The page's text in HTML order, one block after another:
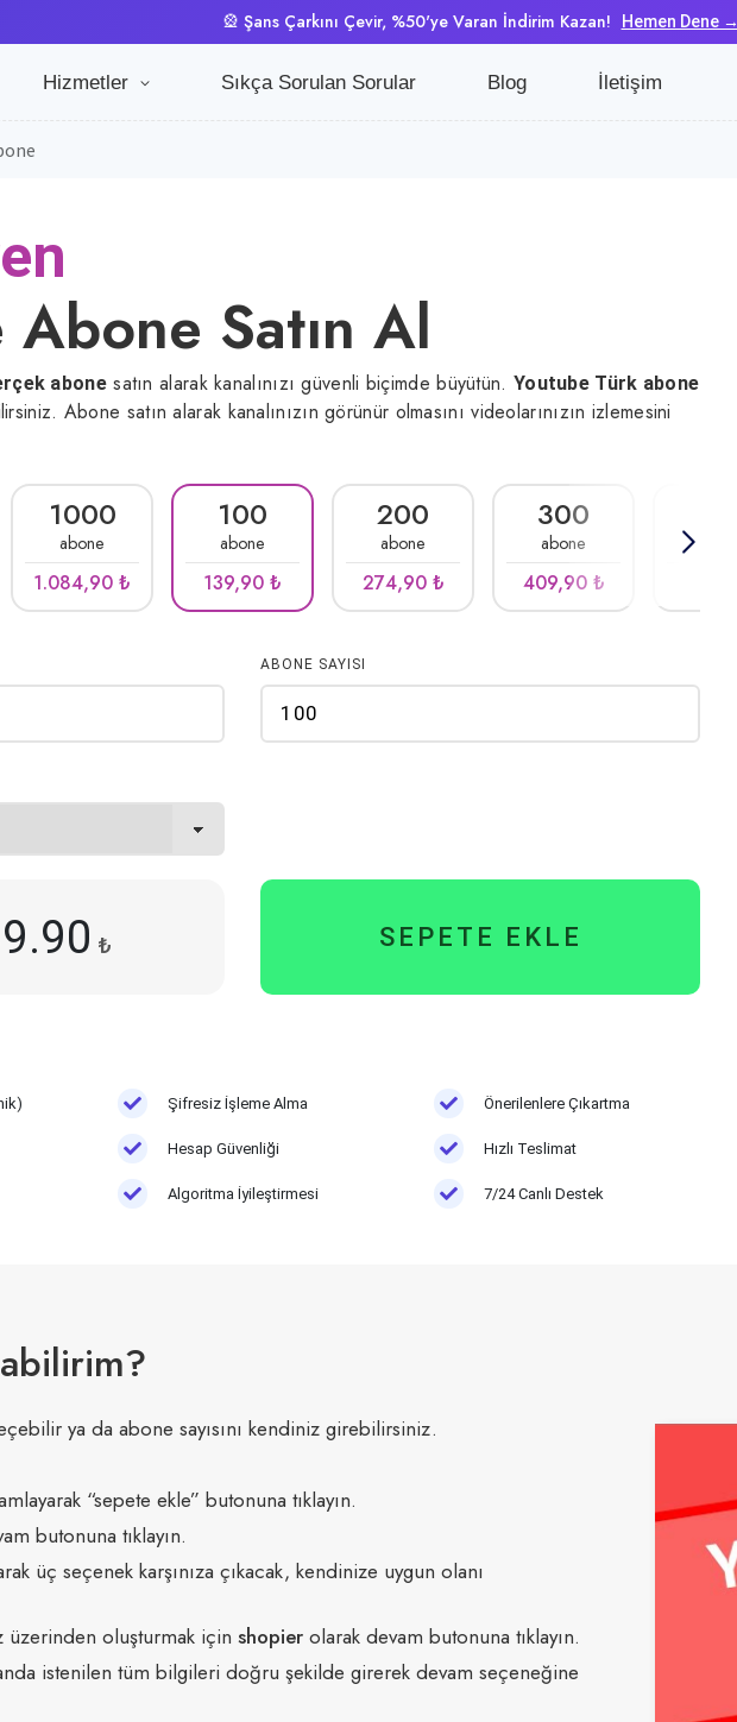
🎡 Şans Çarkını Çevir, %50'ye Varan İndirim Kazan! Hemen Dene →
Hizmetler Sıkça Sorulan Sorular Blog İletişim
Satın Al
abonesatın alarak kanalınızı güvenli biçimde büyütün. Youtube Türk abone
Abone satın alarak kanalınızın görünür olmasını videolarınızın izlemesini
1000
abone
1.084,90 ₺
100
abone
139,90 ₺
200
abone
274,90 ₺
300
abone
409,90 ₺
ABONE SAYISI
₺ SEPETE EKLE
Şifresiz İşleme Alma
Hesap Güvenliği
Algoritma İyileştirmesi
Önerilenlere Çıkartma
Hızlı Teslimat
7/24 Canlı Destek
ya da abone sayısını kendiniz girebilirsiniz.
“sepete ekle” butonuna tıklayın.
butonuna tıklayın.
üç seçenek karşınıza çıkacak, kendinize uygun olanı
üzerinden oluşturmak için shopier olarak devam butonuna tıklayın.
istenilen tüm bilgileri doğru şekilde girerek devam seçeneğine